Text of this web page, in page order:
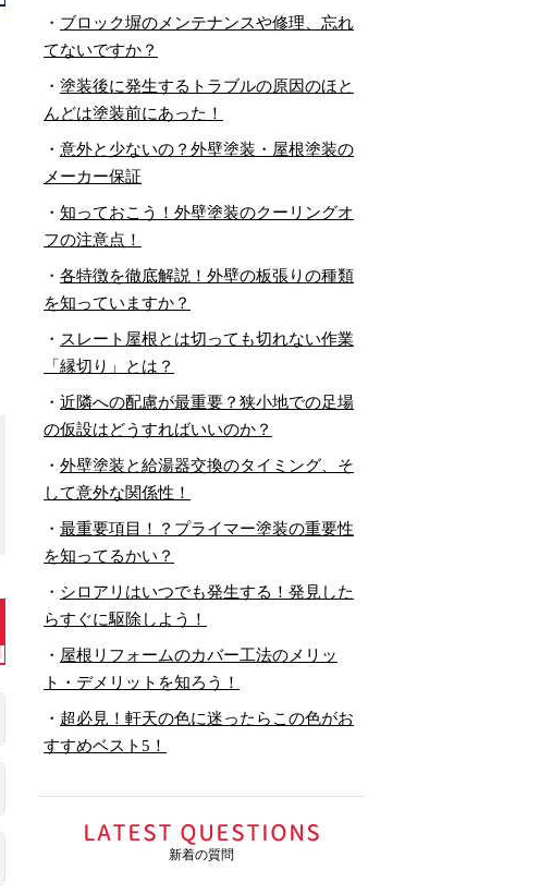
・ ブロック塀のメンテナンスや修理、忘れ
てないですか？
・ 塗装後に発生するトラブルの原因のほと
んどは塗装前にあった！
・ 意外と少ないの？外壁塗装・屋根塗装の
メーカー保証
・ 知っておこう！外壁塗装のクーリングオ
フの注意点！
・ 各特徴を徹底解説！外壁の板張りの種類
を知っていますか？
・ スレート屋根とは切っても切れない作業
「縁切り」とは？
・ 近隣への配慮が最重要？狭小地での足場
の仮設はどうすればいいのか？
・ 外壁塗装と給湯器交換のタイミング、そ
して意外な関係性！
・ 最重要項目！？プライマー塗装の重要性
を知ってるかい？
・ シロアリはいつでも発生する！発見した
らすぐに駆除しよう！
・ 屋根リフォームのカバー工法のメリッ
ト・デメリットを知ろう！
・ 超必見！軒天の色に迷ったらこの色がお
すすめベスト5！
新着の質問